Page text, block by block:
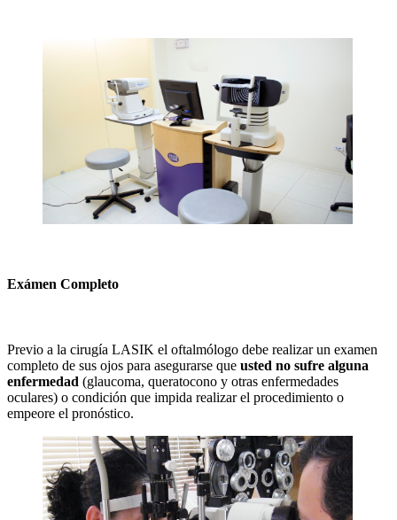
Exámen Completo
Previo a la cirugía LASIK el oftalmólogo debe realizar un examen
completo de sus ojos para asegurarse que usted no sufre alguna
enfermedad (glaucoma, queratocono y otras enfermedades
oculares) o condición que impida realizar el procedimiento o
empeore el pronóstico.